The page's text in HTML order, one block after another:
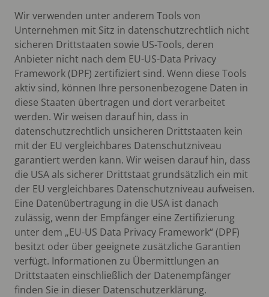
Wir verwenden unter anderem Tools von
Unternehmen mit Sitz in datenschutzrechtlich nicht
sicheren Drittstaaten sowie US-Tools, deren
Anbieter nicht nach dem EU-US-Data Privacy
Framework (DPF) zertifiziert sind. Wenn diese Tools
aktiv sind, können Ihre personenbezogene Daten in
diese Staaten übertragen und dort verarbeitet
werden. Wir weisen darauf hin, dass in
datenschutzrechtlich unsicheren Drittstaaten kein
mit der EU vergleichbares Datenschutzniveau
garantiert werden kann. Wir weisen darauf hin, dass
die USA als sicherer Drittstaat grundsätzlich ein mit
der EU vergleichbares Datenschutzniveau aufweisen.
Eine Datenübertragung in die USA ist danach
zulässig, wenn der Empfänger eine Zertifizierung
unter dem „EU-US Data Privacy Framework“ (DPF)
besitzt oder über geeignete zusätzliche Garantien
verfügt. Informationen zu Übermittlungen an
Drittstaaten einschließlich der Datenempfänger
finden Sie in dieser Datenschutzerklärung.